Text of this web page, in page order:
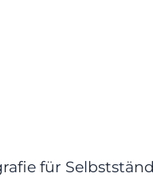
für